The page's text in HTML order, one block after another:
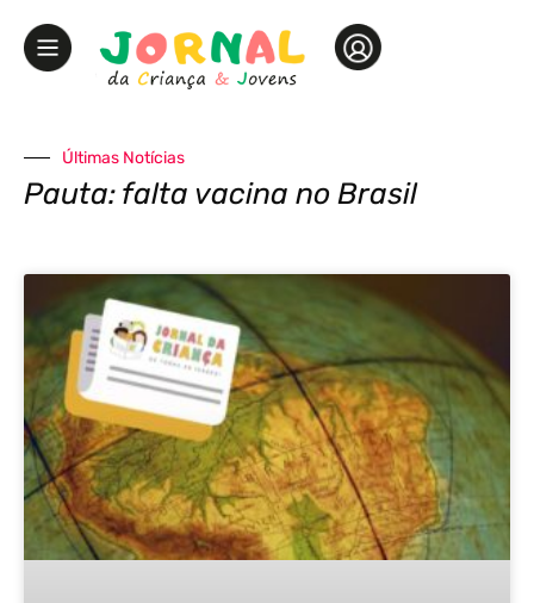
Últimas Notícias
Pauta: falta vacina no Brasil